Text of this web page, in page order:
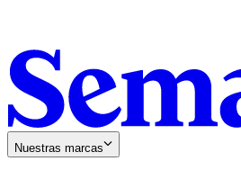
Nuestras marcas